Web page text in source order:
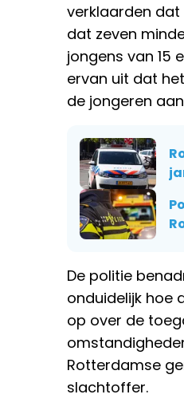
verklaarden dat
dat zeven
jongens van 15
ervan uit dat
de jongeren
De politie
onduidelijk hoe
op over de
Rotterdamse
slachtoffer.